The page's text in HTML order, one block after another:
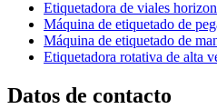
Etiquetadora de viales
Máquina de etiquetado de
Máquina de etiquetado de
Etiquetadora rotativa de alta
Datos de contacto